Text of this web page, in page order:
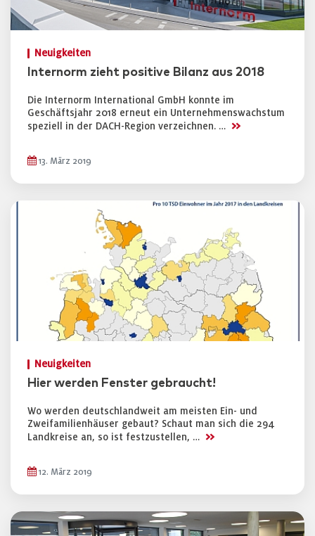
Neuigkeiten
Internorm zieht positive Bilanz aus 2018
Die Internorm International GmbH konnte im
Geschäftsjahr 2018 erneut ein Unternehmenswachstum
speziell in der DACH-Region verzeichnen. … >>
13. März 2019
Neuigkeiten
Hier werden Fenster gebraucht!
Wo werden deutschlandweit am meisten Ein- und
Zweifamilienhäuser gebaut? Schaut man sich die 294
Landkreise an, so ist festzustellen, … >>
12. März 2019